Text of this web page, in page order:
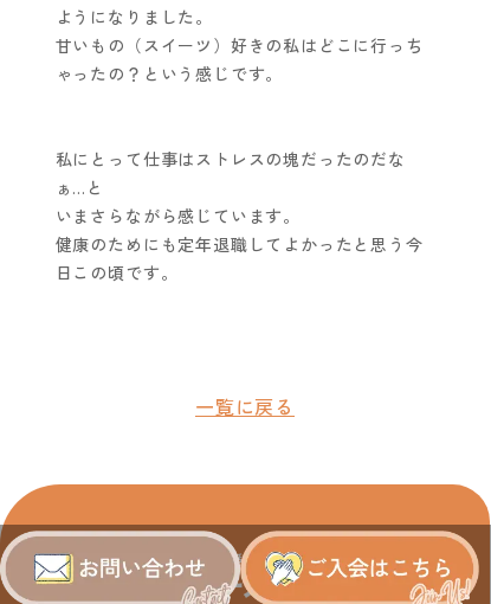
ようになりました。
甘いもの（スイーツ）好きの私はどこに行っち
ゃったの？という感じです。
私にとって仕事はストレスの塊だったのだな
ぁ…と
いまさらながら感じています。
健康のためにも定年退職してよかったと思う今
日この頃です。
一覧に戻る